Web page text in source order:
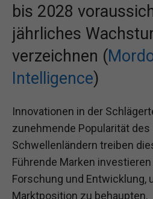
bis 2028
jährliches
verzeichnen (
Intelligence)
Innovationen in der
zunehmende Popularität des
Schwellenländern treiben
Führende Marken
Forschung und Entwicklung,
Marktposition zu behaupten.